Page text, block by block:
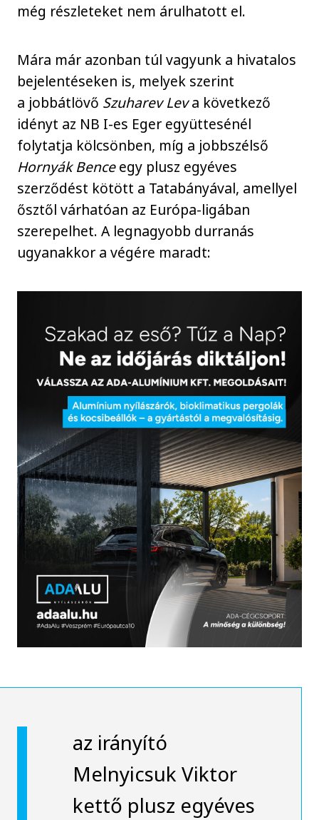
még részleteket nem árulhatott el.
Mára már azonban túl vagyunk a hivatalos
bejelentéseken is, melyek szerint
a jobbátlövő Szuharev Leva következő
idényt az NB I-es Eger együttesénél
folytatja kölcsönben, míg a jobbszélső
Hornyák Benceegy plusz egyéves
szerződést kötött a Tatabányával, amellyel
ősztől várhatóan az Európa-ligában
szerepelhet. A legnagyobb durranás
ugyanakkor a végére maradt:
az irányító
Melnyicsuk Viktor
kettő plusz egyéves